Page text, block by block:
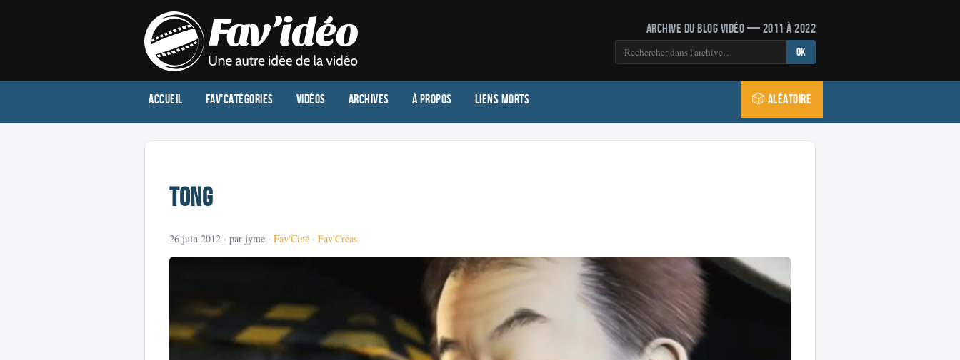
Archive du blog vidéo — 2011 à 2022
OK
Accueil Fav'Catégories Vidéos Archives À propos Liens morts 🎲 Aléatoire
Tong
26 juin 2012 · par jyme · Fav'Ciné · Fav'Créas